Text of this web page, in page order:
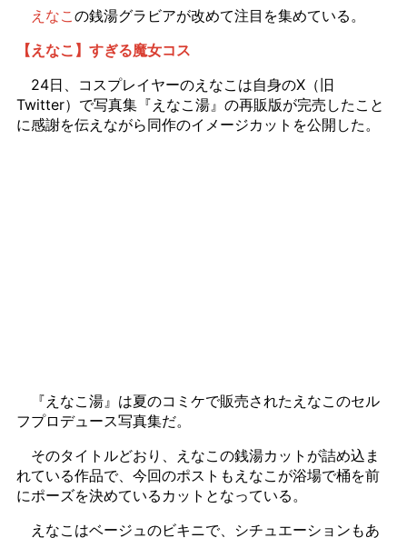
えなこ の銭湯グラビアが改めて注目を集めている。
【えなこ】すぎる魔女コス
24日、コスプレイヤーのえなこは自身のX（旧
Twitter）で写真集『えなこ湯』の再販版が完売したこと
に感謝を伝えながら同作のイメージカットを公開した。
『えなこ湯』は夏のコミケで販売されたえなこのセル
フプロデュース写真集だ。
そのタイトルどおり、えなこの銭湯カットが詰め込ま
れている作品で、今回のポストもえなこが浴場で桶を前
にポーズを決めているカットとなっている。
えなこはベージュのビキニで、シチュエーションもあ